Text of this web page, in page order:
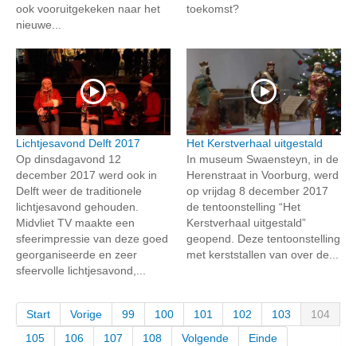
ook vooruitgekeken naar het
nieuwe...
toekomst?
Lichtjesavond Delft 2017
Op dinsdagavond 12
december 2017 werd ook in
Delft weer de traditionele
lichtjesavond gehouden.
Midvliet TV maakte een
sfeerimpressie van deze goed
georganiseerde en zeer
sfeervolle lichtjesavond,...
Het Kerstverhaal uitgestald
In museum Swaensteyn, in de
Herenstraat in Voorburg, werd
op vrijdag 8 december 2017
de tentoonstelling “Het
Kerstverhaal uitgestald”
geopend. Deze tentoonstelling
met kerststallen van over de...
Start Vorige 99 100 101 102 103
104
105
106 107 108 Volgende Einde